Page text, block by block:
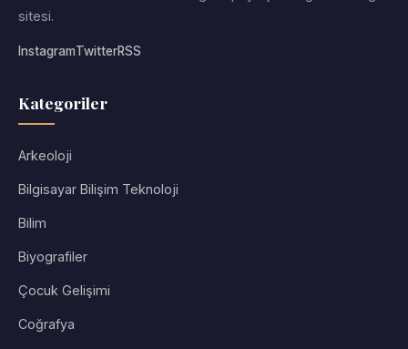
sitesi.
InstagramTwitterRSS
Kategoriler
Arkeoloji
Bilgisayar Bilişim Teknoloji
Bilim
Biyografiler
Çocuk Gelişimi
Coğrafya